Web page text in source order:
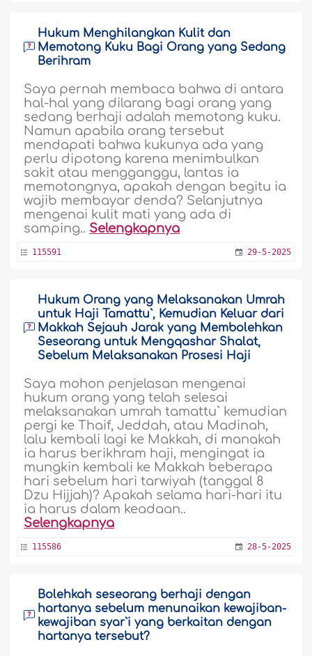
Hukum Menghilangkan Kulit dan
Memotong Kuku Bagi Orang yang Sedang
Berihram
Saya pernah membaca bahwa di antara
hal-hal yang dilarang bagi orang yang
sedang berhaji adalah memotong kuku.
Namun apabila orang tersebut
mendapati bahwa kukunya ada yang
perlu dipotong karena menimbulkan
sakit atau mengganggu, lantas ia
memotongnya, apakah dengan begitu ia
wajib membayar denda? Selanjutnya
mengenai kulit mati yang ada di
samping.. Selengkapnya
115591 29-5-2025
Hukum Orang yang Melaksanakan Umrah
untuk Haji Tamattu`, Kemudian Keluar dari
Makkah Sejauh Jarak yang Membolehkan
Seseorang untuk Mengqashar Shalat,
Sebelum Melaksanakan Prosesi Haji
Saya mohon penjelasan mengenai
hukum orang yang telah selesai
melaksanakan umrah tamattu` kemudian
pergi ke Thaif, Jeddah, atau Madinah,
lalu kembali lagi ke Makkah, di manakah
ia harus berikhram haji, mengingat ia
mungkin kembali ke Makkah beberapa
hari sebelum hari tarwiyah (tanggal 8
Dzu Hijjah)? Apakah selama hari-hari itu
ia harus dalam keadaan..
Selengkapnya
115586 28-5-2025
Bolehkah seseorang berhaji dengan
hartanya sebelum menunaikan kewajiban-
kewajiban syar`i yang berkaitan dengan
hartanya tersebut?